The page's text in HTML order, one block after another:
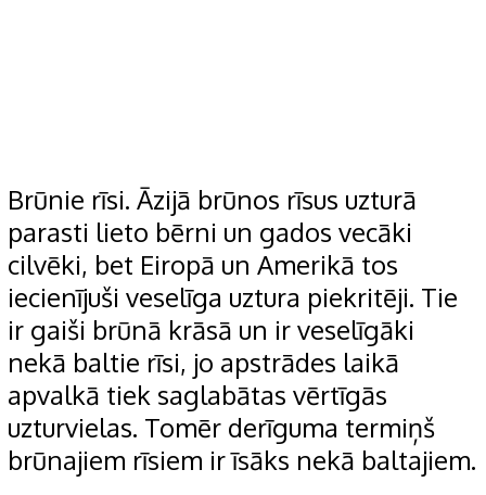
Brūnie rīsi. Āzijā brūnos rīsus uzturā
parasti lieto bērni un gados vecāki
cilvēki, bet Eiropā un Amerikā tos
iecienījuši veselīga uztura piekritēji. Tie
ir gaiši brūnā krāsā un ir veselīgāki
nekā baltie rīsi, jo apstrādes laikā
apvalkā tiek saglabātas vērtīgās
uzturvielas. Tomēr derīguma termiņš
brūnajiem rīsiem ir īsāks nekā baltajiem.